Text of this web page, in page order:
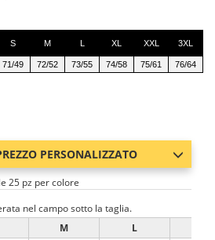
S M L XL XXL 3XL
71/49 72/52 73/55 74/58 75/61 76/64
PERSONALIZZATO
25 pz per colore
nel campo sotto la taglia.
M L